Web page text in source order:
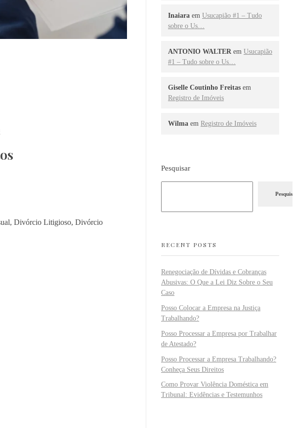
Divórcio Litigioso, Divórcio
Inaiara em Usucapião #1 – Tudo
sobre o Us…
ANTONIO WALTER em Usucapião
#1 – Tudo sobre o Us…
Giselle Coutinho Freitas em
Registro de Imóveis
Wilma em Registro de Imóveis
Pesquisar
RECENT POSTS
Renegociação de Dívidas e Cobranças
Abusivas: O Que a Lei Diz Sobre o Seu
Caso
Posso Colocar a Empresa na Justiça
Trabalhando?
Posso Processar a Empresa por Trabalhar
de Atestado?
Posso Processar a Empresa Trabalhando?
Conheça Seus Direitos
Como Provar Violência Doméstica em
Tribunal: Evidências e Testemunhos